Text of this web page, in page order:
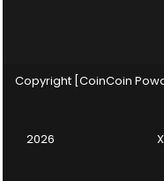
Copyright [CoinCoin
2026